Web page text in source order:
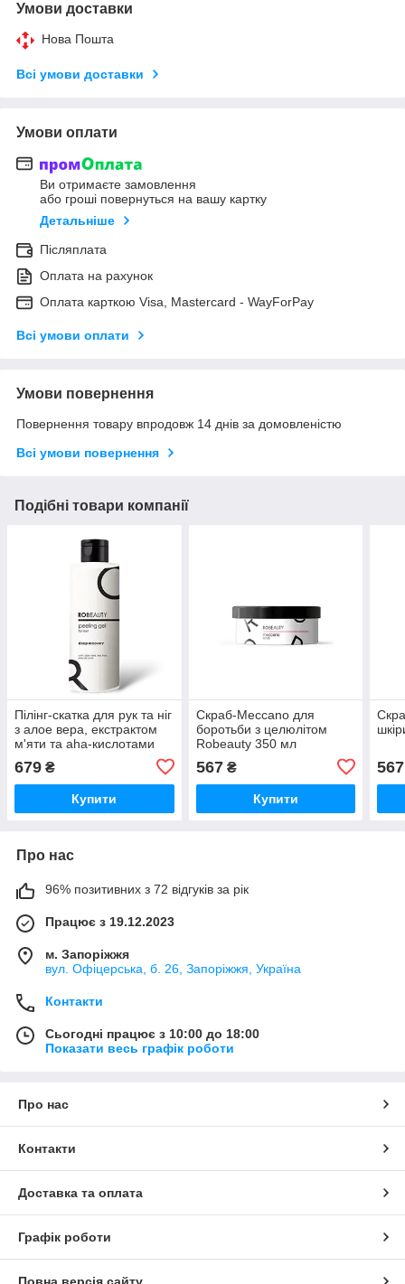
Умови доставки
Нова Пошта
Всі умови доставки
Умови оплати
Ви отримаєте замовлення
або гроші повернуться на вашу картку
Детальніше
Післяплата
Оплата на рахунок
Оплата карткою Visa, Mastercard - WayForPay
Всі умови оплати
Умови повернення
Повернення товару впродовж 14 днів за домовленістю
Всі умови повернення
Подібні товари компанії
Пілінг-скатка для рук та ніг
з алое вера, екстрактом
м'яти та aha-кислотами
679 ₴
Купити
Скраб-Meccano для
боротьби з целюлітом
Robeauty 350 мл
567₴
Купити
567
Про нас
96% позитивних з 72 відгуків за рік
Працює з 19.12.2023
м. Запоріжжя
вул. Офіцерська, б. 26, Запоріжжя, Україна
Контакти
Сьогодні працює з 10:00 до 18:00
Показати весь графік роботи
Про нас
Контакти
Доставка та оплата
Графік роботи